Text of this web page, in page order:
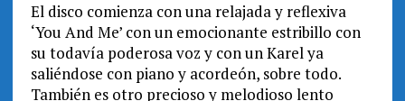
El disco comienza con una relajada y reflexiva
‘You And Me’ con un emocionante estribillo con
su todavía poderosa voz y con un Karel ya
saliéndose con piano y acordeón, sobre todo.
También es otro precioso y melodioso lento